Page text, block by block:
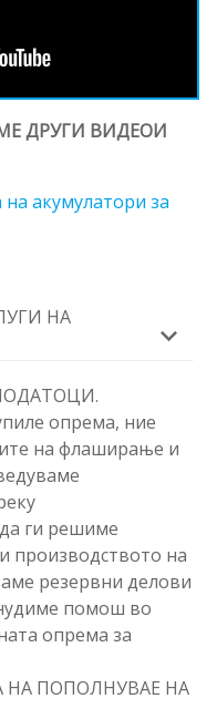
ДРУГИ ВИДЕОИ
акумулатори за
НА
опрема, ние
на флаширање и
ги решиме
производството на
резервни делови
помош во
опрема за
НА ПОПОЛНУВАЕ НА